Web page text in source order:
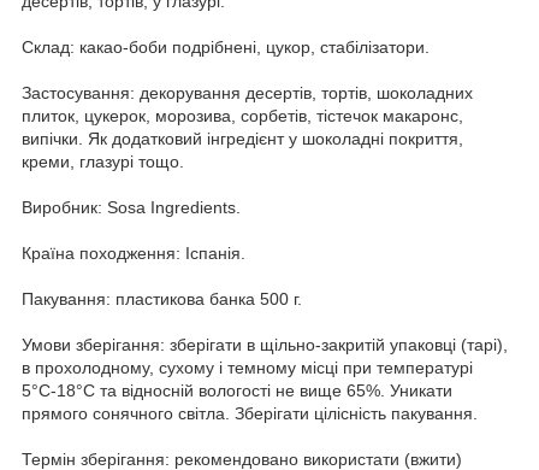
Склад: какао-боби подрібнені, цукор, стабілізатори.
Застосування: декорування десертів, тортів, шоколадних
плиток, цукерок, морозива, сорбетів, тістечок макаронс,
випічки. Як додатковий інгредієнт у шоколадні покриття,
креми, глазурі тощо.
Виробник: Sosa Ingredients.
Країна походження: Іспанія.
Пакування: пластикова банка 500 г.
Умови зберігання: зберігати в щільно-закритій упаковці (тарі),
в прохолодному, сухому і темному місці при температурі
5°С-18°С та відносній вологості не вище 65%. Уникати
прямого сонячного світла. Зберігати цілісність пакування.
Термін зберігання: рекомендовано використати (вжити)